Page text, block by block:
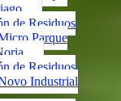
de Residuos
Parque
de Residuos
Industrial